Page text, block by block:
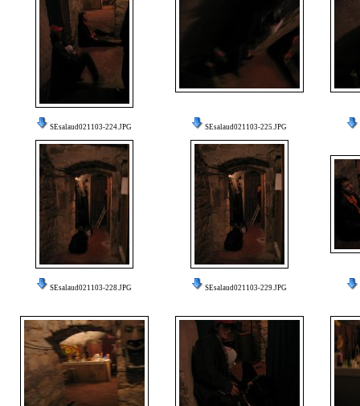
SEsalaud021103-224.JPG SEsalaud021103-225.JPG
SEsalaud021103-228.JPG SEsalaud021103-229.JPG